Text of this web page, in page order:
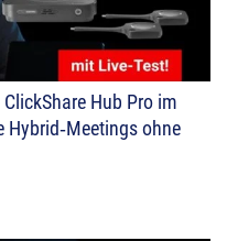
Hub Pro im
Hybrid‑Meetings ohne